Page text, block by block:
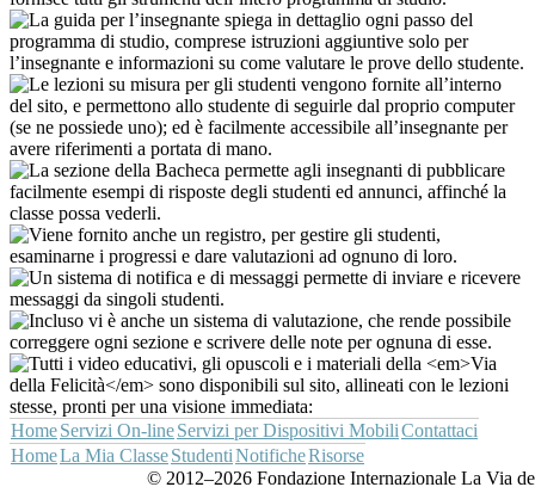
HomeServizi On-lineServizi per Dispositivi MobiliContattaci
HomeLa Mia ClasseStudentiNotificheRisorse
© 2012–2026 Fondazione Internazionale La Via